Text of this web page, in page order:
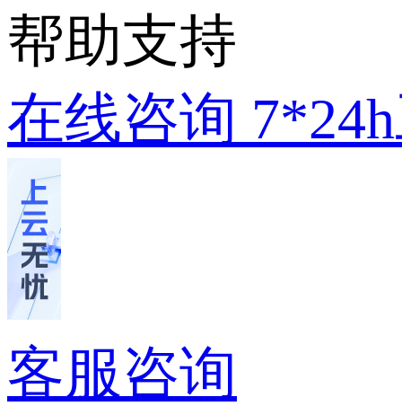
帮助支持
在线咨询
客服咨询